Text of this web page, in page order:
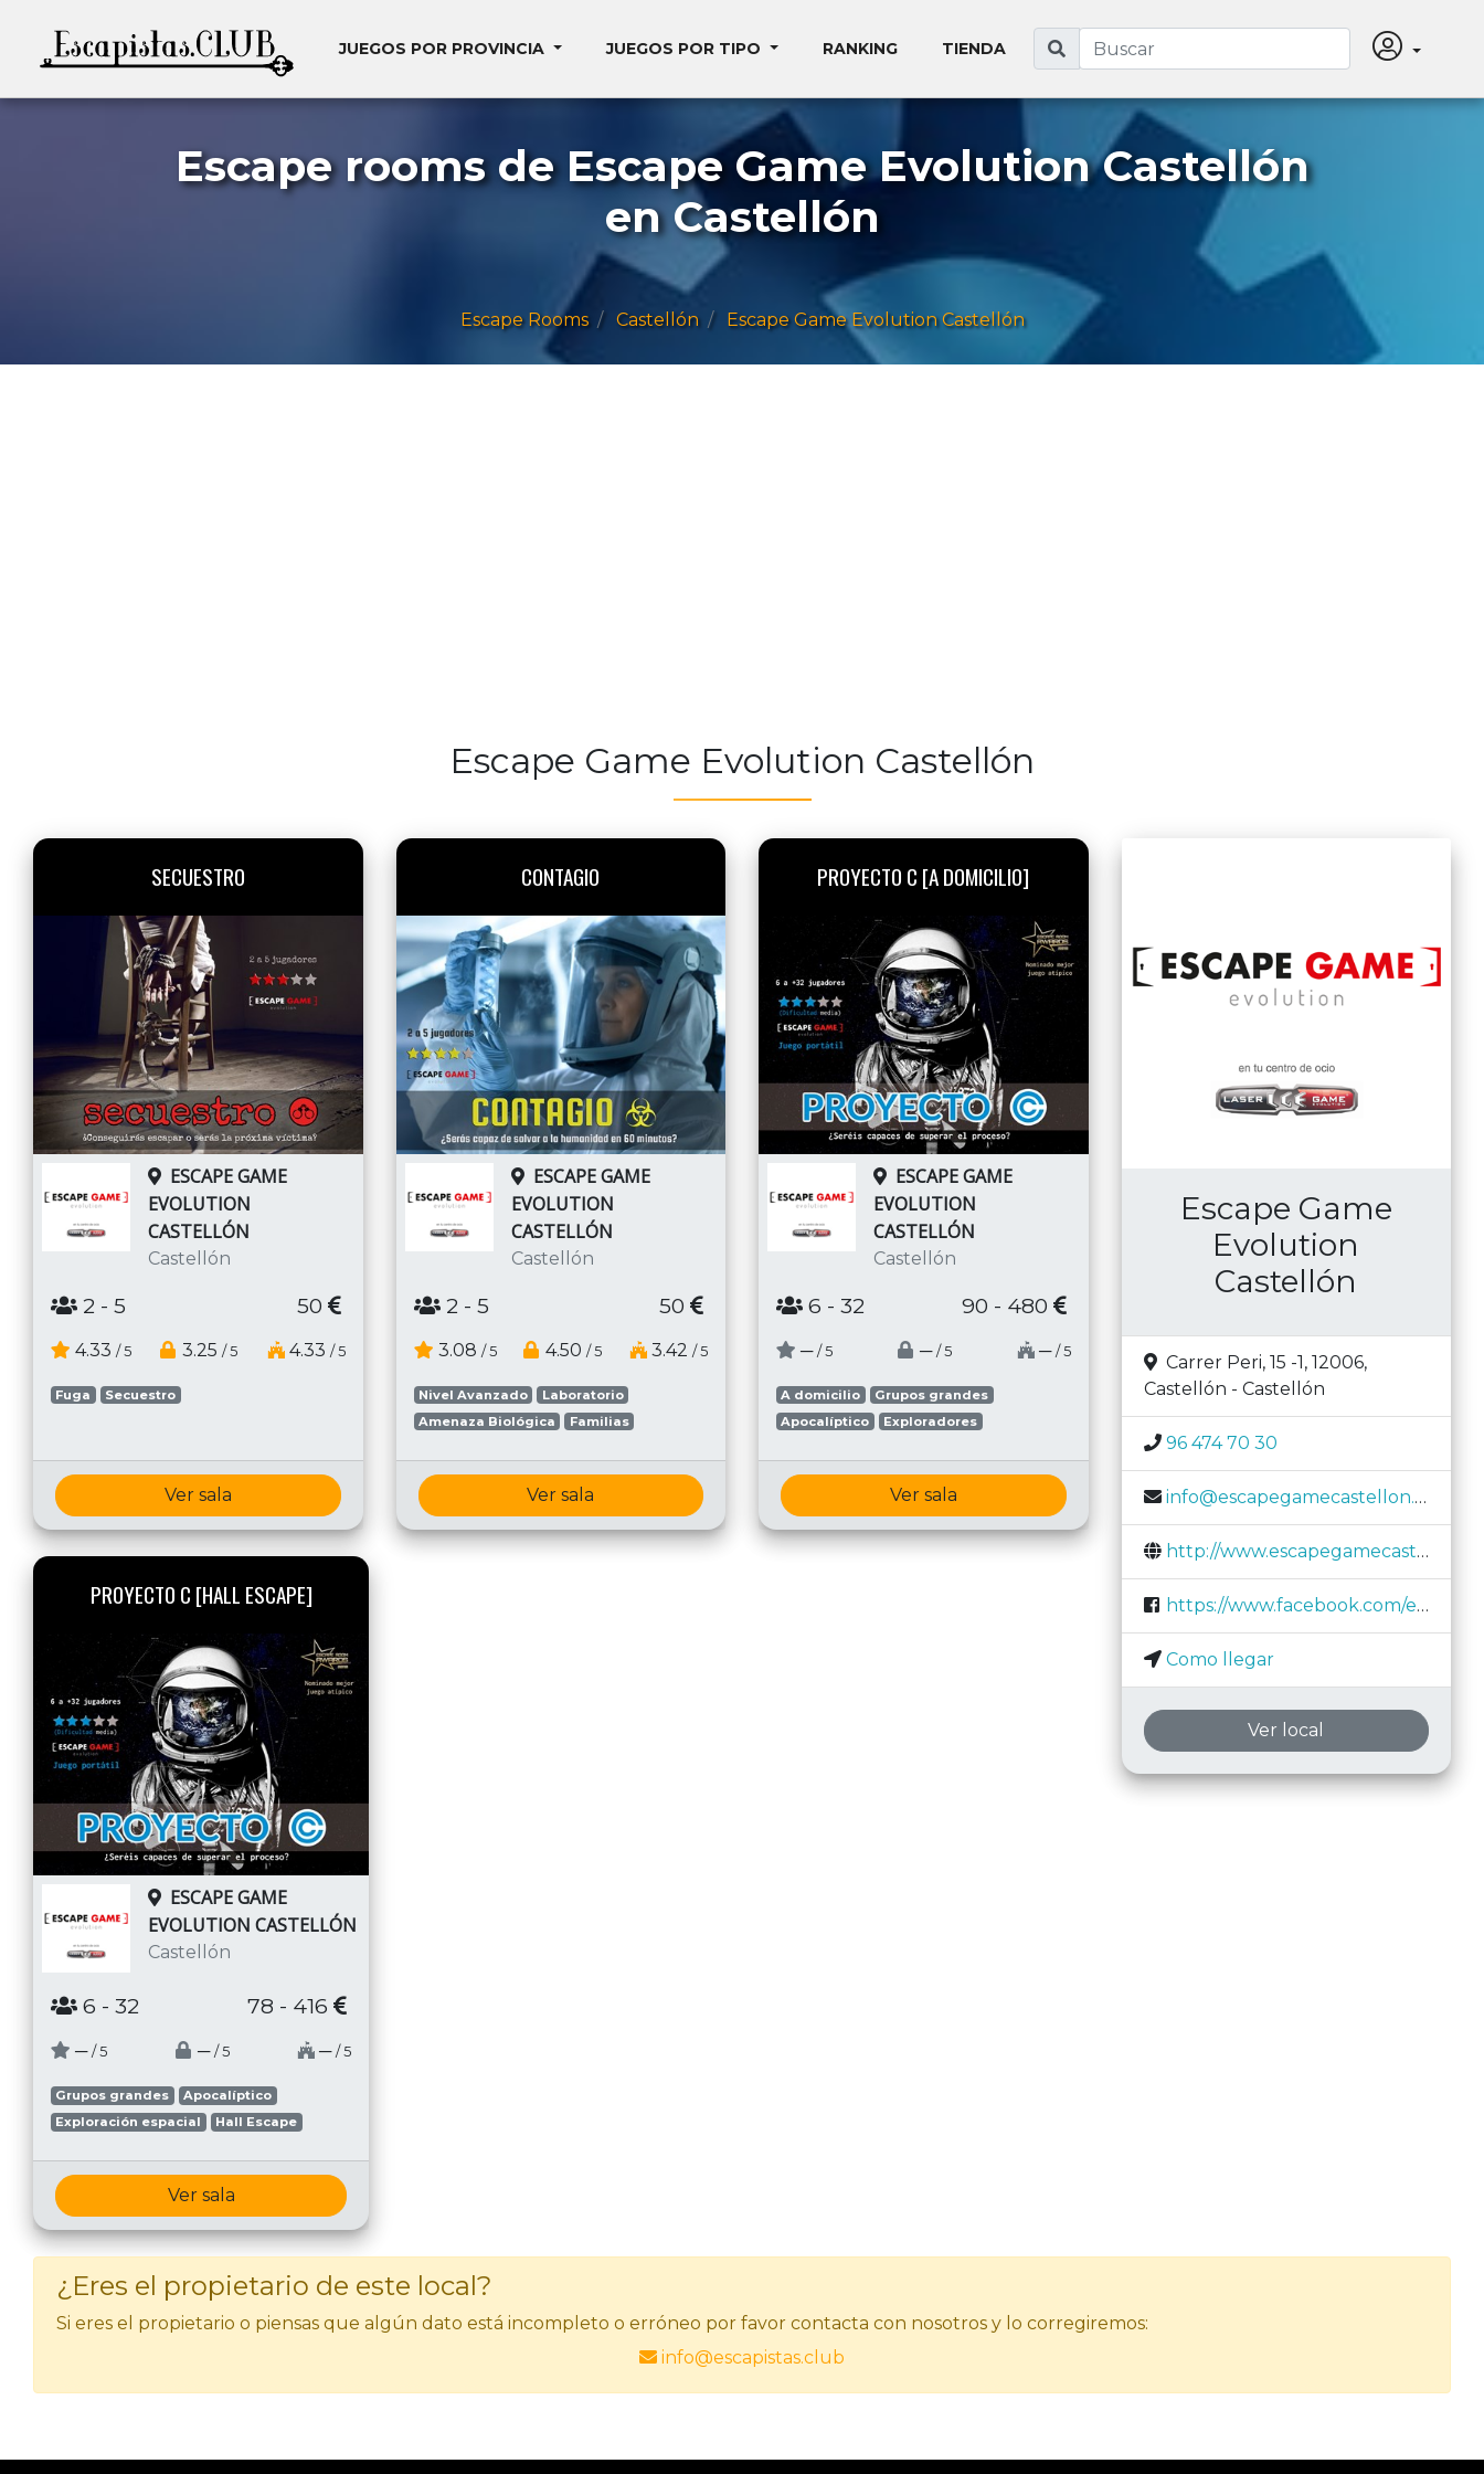
JUEGOS POR PROVINCIA JUEGOS POR TIPO RANKING TIENDA
Escape rooms de Escape Game Evolution Castellón
en Castellón
Escape Rooms Castellón Escape Game Evolution Castellón
Escape Game Evolution Castellón
Escape Game
Evolution
Castellón
Carrer Peri, 15 -1, 12006,
Castellón - Castellón
96 474 70 30
info@escapegamecastellon.com
http://www.escapegamecastellon.com/
https://www.facebook.com/escapegamecastellon
Como llegar
Ver local
SECUESTRO
ESCAPE GAME
EVOLUTION
CASTELLÓN
Castellón
2 - 5 50
4.33 / 5 3.25/ 5 4.33 / 5
Fuga Secuestro
Ver sala
CONTAGIO
ESCAPE GAME
EVOLUTION
CASTELLÓN
Castellón
2 - 5 50
3.08 / 5 4.50/ 5 3.42 / 5
Nivel Avanzado
Laboratorio
Amenaza Biológica
Familias
Ver sala
PROYECTO C [A DOMICILIO]
ESCAPE GAME
EVOLUTION
CASTELLÓN
Castellón
6 - 32 90 - 480
─ / 5 ─ / 5 ─ / 5
A domicilio
Grupos grandes
Apocalíptico
Exploradores
Ver sala
PROYECTO C [HALL ESCAPE]
ESCAPE GAME
EVOLUTION CASTELLÓN
Castellón
6 - 32 78 - 416
─ / 5 ─ / 5 ─ / 5
Grupos grandes
Apocalíptico
Exploración espacial
Hall Escape
Ver sala
¿Eres el propietario de este local?
Si eres el propietario o piensas que algún dato está incompleto o erróneo por favor contacta con nosotros y lo corregiremos:
info@escapistas.club